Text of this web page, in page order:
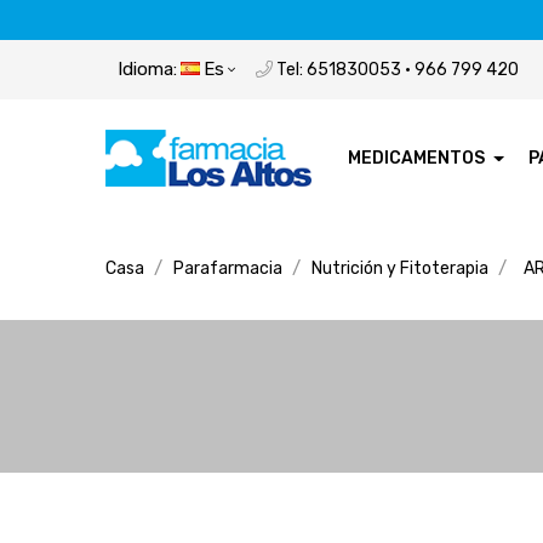
Idioma: Es Tel: 651830053 · 966 799 420
MEDICAMENTOS
Casa Parafarmacia Nutrición y Fitoterapia